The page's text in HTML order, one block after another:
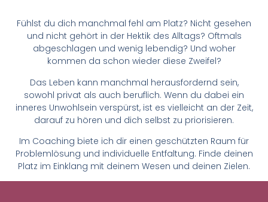
Fühlst du dich manchmal fehl am Platz? Nicht gesehen
und nicht gehört in der Hektik des Alltags? Oftmals
abgeschlagen und wenig lebendig? Und woher
kommen da schon wieder diese Zweifel?
Das Leben kann manchmal herausfordernd sein,
sowohl privat als auch beruflich. Wenn du dabei ein
inneres Unwohlsein verspürst, ist es vielleicht an der Zeit,
darauf zu hören und dich selbst zu priorisieren.
Im Coaching biete ich dir einen geschützten Raum für
Problemlösung und individuelle Entfaltung. Finde deinen
Platz im Einklang mit deinem Wesen und deinen Zielen.